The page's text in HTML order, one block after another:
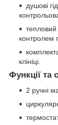
душові
тепловий
контролем
клініці.
Функції та
2 ручні